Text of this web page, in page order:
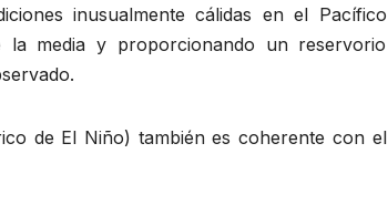
inusualmente cálidas en el Pacífico
media y proporcionando un reservorio
de El Niño) también es coherente con el